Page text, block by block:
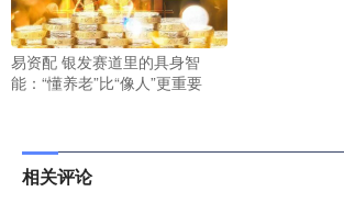
易资配 银发赛道里的具身智
能：“懂养老”比“像人”更重要
相关评论